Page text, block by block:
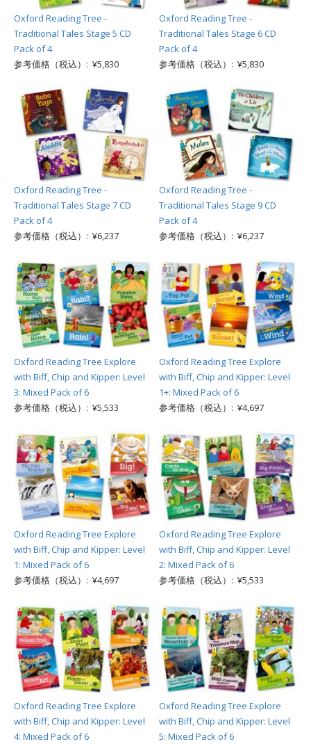
Oxford Reading Tree -
Traditional Tales Stage 5 CD
Pack of 4
参考価格（税込）: ¥5,830
Oxford Reading Tree -
Traditional Tales Stage 6 CD
Pack of 4
参考価格（税込）: ¥5,830
Oxford Reading Tree -
Traditional Tales Stage 7 CD
Pack of 4
参考価格（税込）: ¥6,237
Oxford Reading Tree -
Traditional Tales Stage 9 CD
Pack of 4
参考価格（税込）: ¥6,237
Oxford Reading Tree Explore
with Biff, Chip and Kipper: Level
3: Mixed Pack of 6
参考価格（税込）: ¥5,533
Oxford Reading Tree Explore
with Biff, Chip and Kipper: Level
1+: Mixed Pack of 6
参考価格（税込）: ¥4,697
Oxford Reading Tree Explore
with Biff, Chip and Kipper: Level
1: Mixed Pack of 6
参考価格（税込）: ¥4,697
Oxford Reading Tree Explore
with Biff, Chip and Kipper: Level
2: Mixed Pack of 6
参考価格（税込）: ¥5,533
Oxford Reading Tree Explore
with Biff, Chip and Kipper: Level
4: Mixed Pack of 6
Oxford Reading Tree Explore
with Biff, Chip and Kipper: Level
5: Mixed Pack of 6